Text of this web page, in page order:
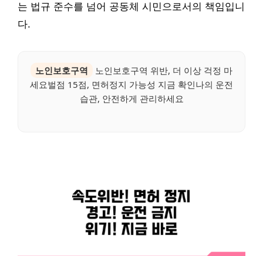
는 법규 준수를 넘어 공동체 시민으로서의 책임입니
다.
노인보호구역
노인보호구역 위반, 더 이상 걱정 마
세요벌점 15점, 면허정지 가능성 지금 확인나의 운전
습관, 안전하게 관리하세요